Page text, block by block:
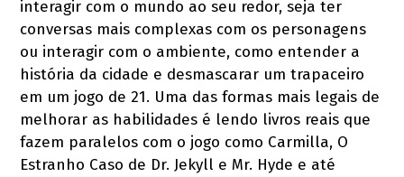
interagir com o mundo ao seu redor, seja ter
conversas mais complexas com os personagens
ou interagir com o ambiente, como entender a
história da cidade e desmascarar um trapaceiro
em um jogo de 21. Uma das formas mais legais de
melhorar as habilidades é lendo livros reais que
fazem paralelos com o jogo como Carmilla, O
Estranho Caso de Dr. Jekyll e Mr. Hyde e até